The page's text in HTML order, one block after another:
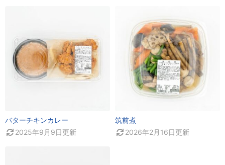
バターチキンカレー
2025年9月9日更新
筑前煮
2026年2月16日更新